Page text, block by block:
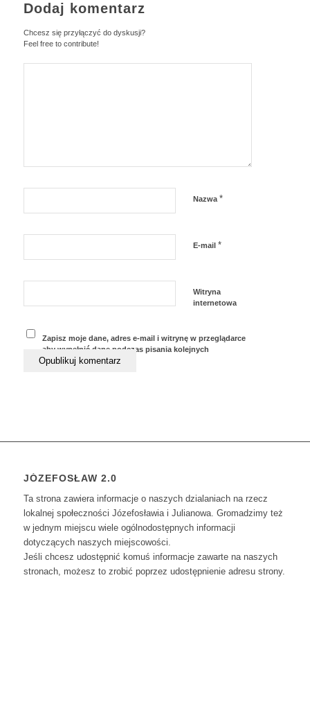
Dodaj komentarz
Chcesz się przyłączyć do dyskusji?
Feel free to contribute!
Nazwa *
E-mail *
Witryna
internetowa
Zapisz moje dane, adres e-mail i witrynę w przeglądarce
aby wypełnić dane podczas pisania kolejnych
komentarzy.
JÓZEFOSŁAW 2.0
Ta strona zawiera informacje o naszych dzialaniach na rzecz
lokalnej społeczności Józefosławia i Julianowa. Gromadzimy też
w jednym miejscu wiele ogólnodostępnych informacji
dotyczących naszych miejscowości.
Jeśli chcesz udostępnić komuś informacje zawarte na naszych
stronach, możesz to zrobić poprzez udostępnienie adresu strony.